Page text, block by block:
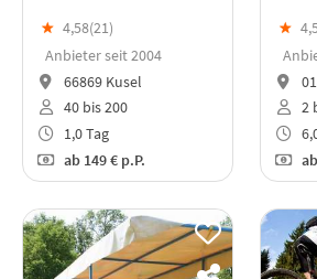
★ 4,58(21)
Anbieter seit 2004
66869 Kusel
40 bis 200
1,0 Tag
ab149 € p.P.
★
2
ab